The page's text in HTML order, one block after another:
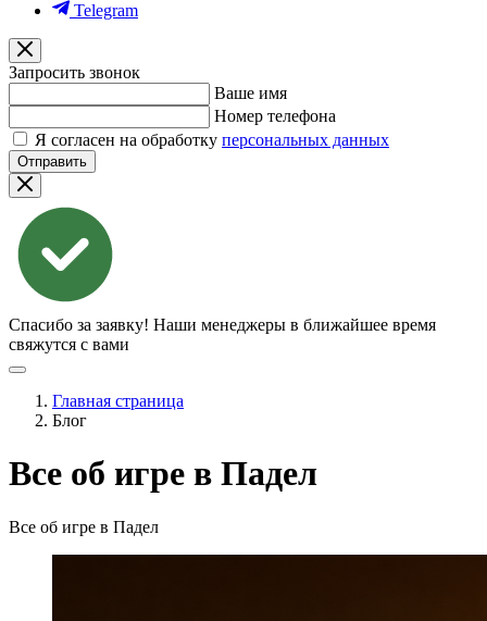
Telegram
Запросить звонок
Ваше имя
Номер телефона
Я согласен на обработку персональных данных
Отправить
Спасибо за заявку! Наши менеджеры в ближайшее время
свяжутся с вами
Главная страница
Блог
Все об игре в Падел
Все об игре в Падел